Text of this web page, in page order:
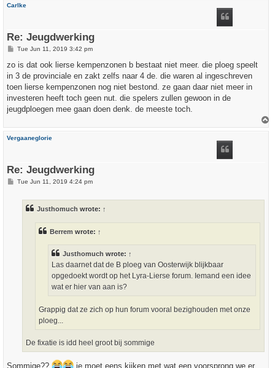
Carlke
Re: Jeugdwerking
P
s
Tue Jun 11, 2019 3:42 pm
zo is dat ook lierse kempenzonen b bestaat niet meer. die ploeg speelt
in 3 de provinciale en zakt zelfs naar 4 de. die waren al ingeschreven
toen lierse kempenzonen nog niet bestond. ze gaan daar niet meer in
investeren heeft toch geen nut. die spelers zullen gewoon in de
jeugdploegen mee gaan doen denk. de meeste toch.
Vergaaneglorie
Re: Jeugdwerking
PTue Jun 11, 2019 4:24 pm
Justhomuch wrote: ↑
Berrem wrote: ↑
Justhomuch wrote: ↑
Las daarnet dat de B ploeg van Oosterwijk blijkbaar
opgedoekt wordt op het Lyra-Lierse forum. Iemand een idee
wat er hier van aan is?
Grappig dat ze zich op hun forum vooral bezighouden met onze
ploeg...
De fixatie is idd heel groot bij sommige
Sommige?? je moet eens kijken met wat een voorsprong we er